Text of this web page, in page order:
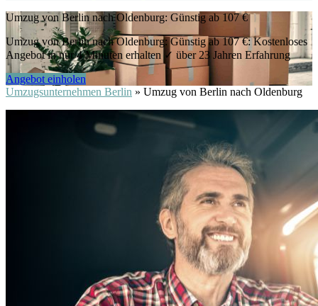
Umzug von Berlin nach Oldenburg: Günstig ab 107 €
Umzug von Berlin nach Oldenburg: Günstig ab 107 €: Kostenloses
Angebot in nur 4 Minuten erhalten ✓ über 23 Jahren Erfahrung
Angebot einholen
Umzugsunternehmen Berlin » Umzug von Berlin nach Oldenburg